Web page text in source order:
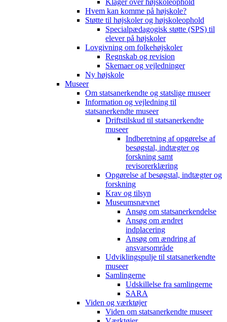
Klager over højskoleophold
Hvem kan komme på højskole?
Støtte til højskoler og højskoleophold
Specialpædagogisk støtte (SPS) til
elever på højskoler
Lovgivning om folkehøjskoler
Regnskab og revision
Skemaer og vejledninger
Ny højskole
Museer
Om statsanerkendte og statslige museer
Information og vejledning til
statsanerkendte museer
Driftstilskud til statsanerkendte
museer
Indberetning af opgørelse af
besøgstal, indtægter og
forskning samt
revisorerklæring
Opgørelse af besøgstal, indtægter og
forskning
Krav og tilsyn
Museumsnævnet
Ansøg om statsanerkendelse
Ansøg om ændret
indplacering
Ansøg om ændring af
ansvarsområde
Udviklingspulje til statsanerkendte
museer
Samlingerne
Udskillelse fra samlingerne
SARA
Viden og værktøjer
Viden om statsanerkendte museer